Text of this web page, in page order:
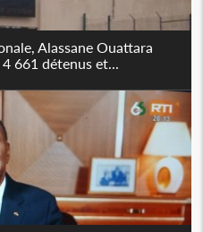
Alassane Ouattara
661 détenus et...